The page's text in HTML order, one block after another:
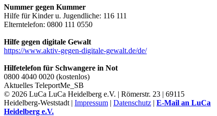
Nummer gegen Kummer
Hilfe für Kinder u. Jugendliche: 116 111
Elterntelefon: 0800 111 0550
Hilfe gegen digitale Gewalt
https://www.aktiv-gegen-digitale-gewalt.de/de/
Hilfetelefon für Schwangere in Not
0800 4040 0020 (kostenlos)
Aktuelles TeleportMe_SB
© 2026 LuCa LuCa Heidelberg e.V. | Römerstr. 23 | 69115
Heidelberg-Weststadt | Impressum | Datenschutz | E-Mail an LuCa
Heidelberg e.V.